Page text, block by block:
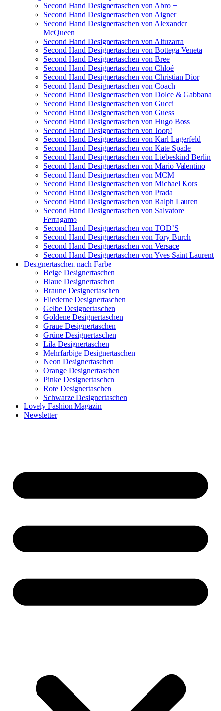
Second Hand Designertaschen von Abro +
Second Hand Designertaschen von Aigner
Second Hand Designertaschen von Alexander
McQueen
Second Hand Designertaschen von Altuzarra
Second Hand Designertaschen von Bottega Veneta
Second Hand Designertaschen von Bree
Second Hand Designertaschen von Chloé
Second Hand Designertaschen von Christian Dior
Second Hand Designertaschen von Coach
Second Hand Designertaschen von Dolce & Gabbana
Second Hand Designertaschen von Gucci
Second Hand Designertaschen von Guess
Second Hand Designertaschen von Hugo Boss
Second Hand Designertaschen von Joop!
Second Hand Designertaschen von Karl Lagerfeld
Second Hand Designertaschen von Kate Spade
Second Hand Designertaschen von Liebeskind Berlin
Second Hand Designertaschen von Mario Valentino
Second Hand Designertaschen von MCM
Second Hand Designertaschen von Michael Kors
Second Hand Designertaschen von Prada
Second Hand Designertaschen von Ralph Lauren
Second Hand Designertaschen von Salvatore
Ferragamo
Second Hand Designertaschen von TOD’S
Second Hand Designertaschen von Tory Burch
Second Hand Designertaschen von Versace
Second Hand Designertaschen von Yves Saint Laurent
Designertaschen nach Farbe
Beige Designertaschen
Blaue Designertaschen
Braune Designertaschen
Fliederne Designertaschen
Gelbe Designertaschen
Goldene Designertaschen
Graue Designertaschen
Grüne Designertaschen
Lila Designertaschen
Mehrfarbige Designertaschen
Neon Designertaschen
Orange Designertaschen
Pinke Designertaschen
Rote Designertaschen
Schwarze Designertaschen
Lovely Fashion Magazin
Newsletter